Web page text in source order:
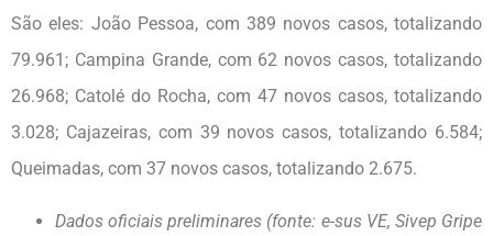
São eles: João Pessoa, com 389 novos casos, totalizando
79.961; Campina Grande, com 62 novos casos, totalizando
26.968; Catolé do Rocha, com 47 novos casos, totalizando
3.028; Cajazeiras, com 39 novos casos, totalizando 6.584;
Queimadas, com 37 novos casos, totalizando 2.675.
Dados oficiais preliminares (fonte: e-sus VE, Sivep Gripe